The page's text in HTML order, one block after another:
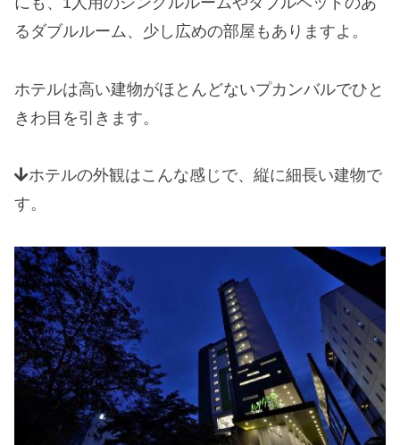
るダブルルーム、少し広めの部屋もありますよ。
ホテルは高い建物がほとんどないプカンバルでひと
きわ目を引きます。
ホテルの外観はこんな感じで、縦に細長い建物で
す。